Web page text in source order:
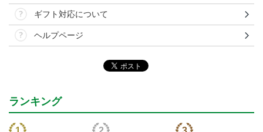
ギフト対応について
ヘルプページ
ランキング